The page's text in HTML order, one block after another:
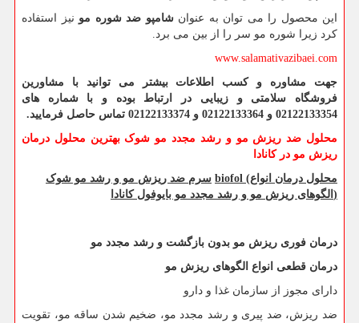
این محصول را می توان به عنوانشامپو ضد شوره مو نیز استفاده
کرد زیرا شوره مو سر را از بین می برد.
www.salamativazibaei.com
جهت مشاوره و کسب اطلاعات بیشتر می توانید با مشاورین
فروشگاه سلامتی و زیبایی در ارتباط بوده و با شماره های
02122133354 و 02122133364 و 02122133374 تماس حاصل فرمایید.
محلول ضد ریزش مو و رشد مجدد مو شوک بهترین محلول درمان
ریزش مو در کانادا
سرم ضد ریزش مو و رشد مو شوک biofol (محلول درمان انواع
الگوهای ریزش مو و رشد مجدد مو بایوفول کانادا )
درمان فوری ریزش مو بدون بازگشت و رشد مجدد مو
درمان قطعی انواع الگوهای ریزش مو
دارای مجوز از سازمان غذا و دارو
ضد ریزش، ضد پیری و رشد مجدد مو، ضخیم شدن ساقه مو، تقویت